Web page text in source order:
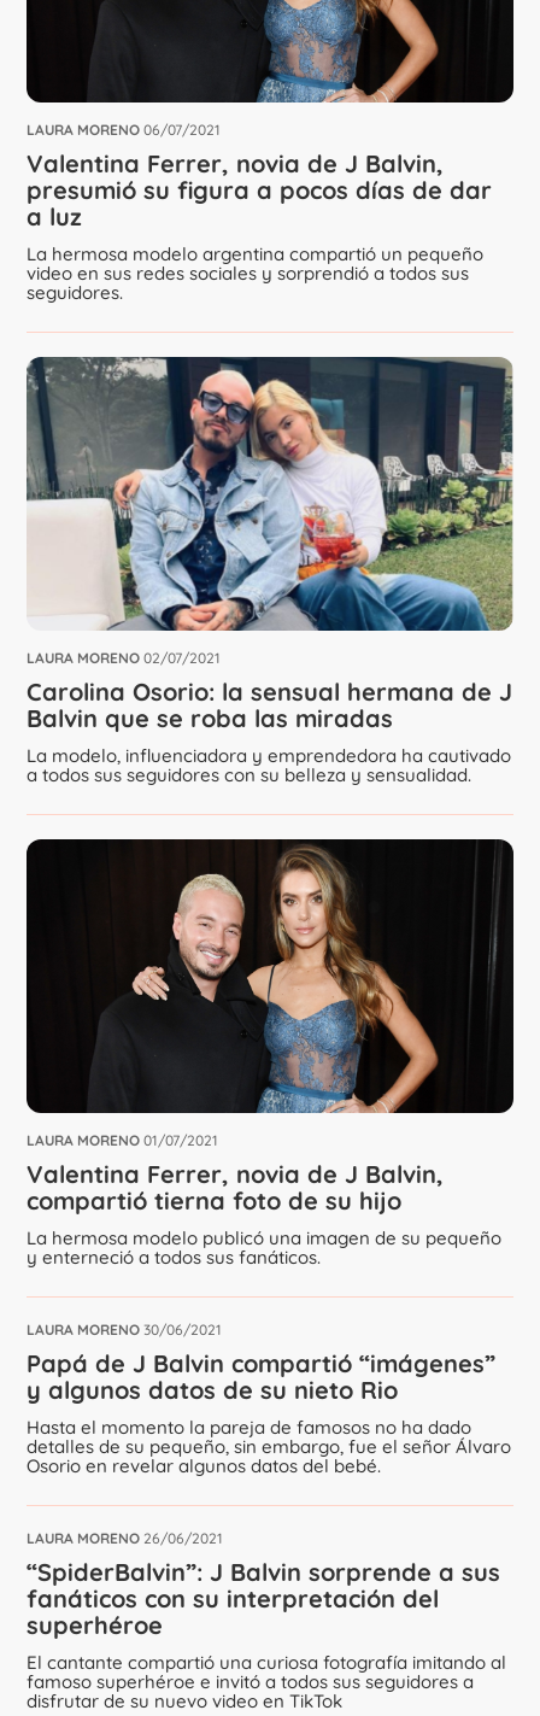
LAURA MORENO 06/07/2021
Valentina Ferrer, novia de J Balvin,
presumió su figura a pocos días de dar
a luz
La hermosa modelo argentina compartió un pequeño
video en sus redes sociales y sorprendió a todos sus
seguidores.
LAURA MORENO 02/07/2021
Carolina Osorio: la sensual hermana de J
Balvin que se roba las miradas
La modelo, influenciadora y emprendedora ha cautivado
a todos sus seguidores con su belleza y sensualidad.
LAURA MORENO 01/07/2021
Valentina Ferrer, novia de J Balvin,
compartió tierna foto de su hijo
La hermosa modelo publicó una imagen de su pequeño
y enterneció a todos sus fanáticos.
LAURA MORENO 30/06/2021
Papá de J Balvin compartió “imágenes”
y algunos datos de su nieto Rio
Hasta el momento la pareja de famosos no ha dado
detalles de su pequeño, sin embargo, fue el señor Álvaro
Osorio en revelar algunos datos del bebé.
LAURA MORENO 26/06/2021
“SpiderBalvin”: J Balvin sorprende a sus
fanáticos con su interpretación del
superhéroe
El cantante compartió una curiosa fotografía imitando al
famoso superhéroe e invitó a todos sus seguidores a
disfrutar de su nuevo video en TikTok